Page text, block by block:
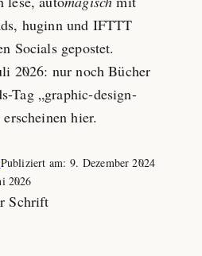
huginn und IFTTT
Socials gepostet.
2026: nur noch Bücher
Tag „graphic-design-
hier.
Publiziert am:9. Dezember 2024
2026
Schrift